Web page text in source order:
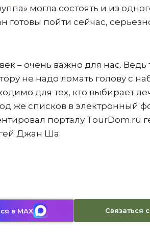
могла состоять и из
готовы пойти сейчас,
– очень важно для нас. Ведь
не надо ломать голову с
для тех, кто выбирает
же списков в электронный
порталу TourDom.ru
Джан Ша.
в MAX Связаться